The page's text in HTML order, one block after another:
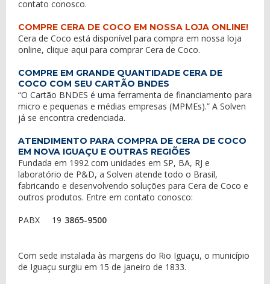
contato conosco.
COMPRE CERA DE COCO EM NOSSA LOJA ONLINE!
Cera de Coco está disponível para compra em nossa loja
online, clique aqui para comprar Cera de Coco.
COMPRE EM GRANDE QUANTIDADE CERA DE
COCO COM SEU CARTÃO BNDES
“O Cartão BNDES é uma ferramenta de financiamento para
micro e pequenas e médias empresas (MPMEs).” A Solven
já se encontra credenciada.
ATENDIMENTO PARA COMPRA DE CERA DE COCO
EM NOVA IGUAÇU E OUTRAS REGIÕES
Fundada em 1992 com unidades em SP, BA, RJ e
laboratório de P&D, a Solven atende todo o Brasil,
fabricando e desenvolvendo soluções para Cera de Coco e
outros produtos. Entre em contato conosco:
PABX
19 3865-9500
Com sede instalada às margens do Rio Iguaçu, o município
de Iguaçu surgiu em 15 de janeiro de 1833.